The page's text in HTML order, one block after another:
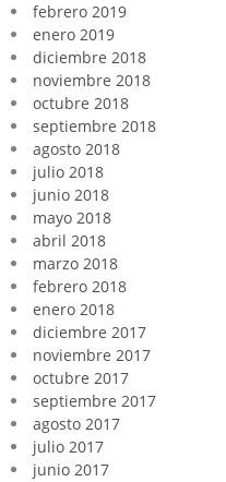
febrero 2019
enero 2019
diciembre 2018
noviembre 2018
octubre 2018
septiembre 2018
agosto 2018
julio 2018
junio 2018
mayo 2018
abril 2018
marzo 2018
febrero 2018
enero 2018
diciembre 2017
noviembre 2017
octubre 2017
septiembre 2017
agosto 2017
julio 2017
junio 2017